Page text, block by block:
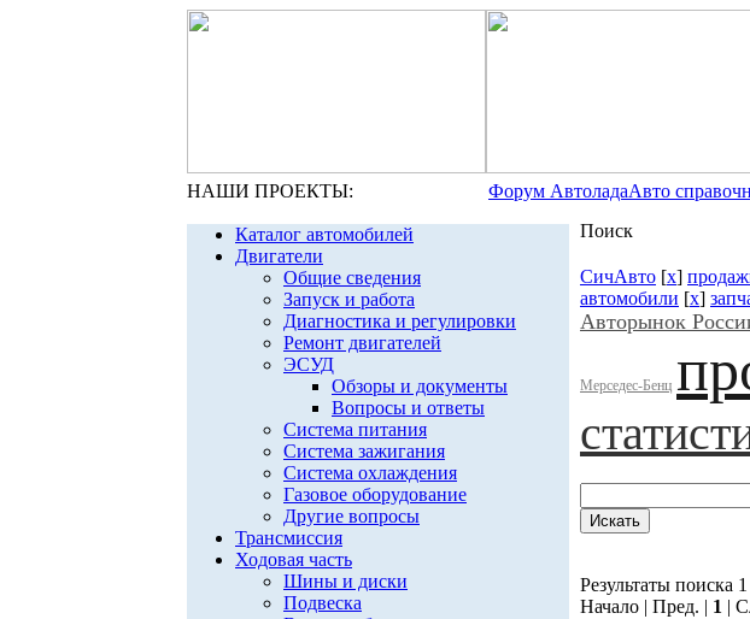
НАШИ ПРОЕКТЫ: Форум АвтоладаАвто
Каталог автомобилей
Двигатели
Общие сведения
Запуск и работа
Диагностика и регулировки
Ремонт двигателей
ЭСУД
Обзоры и документы
Вопросы и ответы
Система питания
Система зажигания
Система охлаждения
Газовое оборудование
Другие вопросы
Трансмиссия
Ходовая часть
Шины и диски
Подвеска
Поиск
СичАвто [x]
автомобили [x]
Авторынок
Мерседес-Бенц
Результаты поиска
Начало | Пред. | 1 |